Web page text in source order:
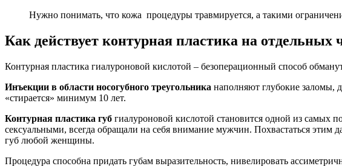
Нужно понимать, что кожа процедуры травмируется, а такими
Как действует контурная пластика на отдельных
Контурная пластика гиалуроновой кислотой – безоперационный способ
Инъекции в области носогубного треугольника наполняют глубокие заломы,
«стирается» минимум 10 лет.
Контурная пластика губ гиалуроновой кислотой становится одной из самых
сексуальными, всегда обращали на себя внимание мужчин. Похвастаться этим
губ любой женщины.
Процедура способна придать губам выразительность, нивелировать